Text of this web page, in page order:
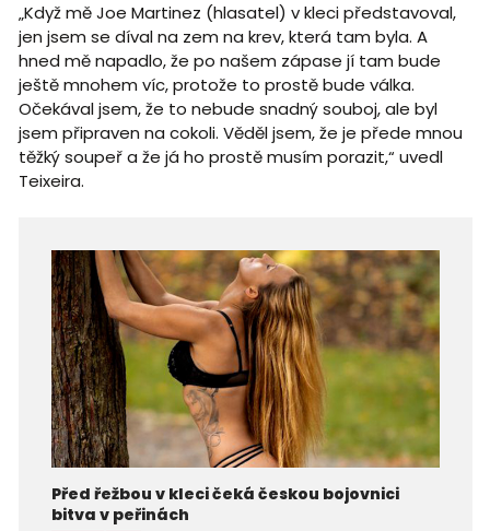
„Když mě Joe Martinez (hlasatel) v kleci představoval,
jen jsem se díval na zem na krev, která tam byla. A
hned mě napadlo, že po našem zápase jí tam bude
ještě mnohem víc, protože to prostě bude válka.
Očekával jsem, že to nebude snadný souboj, ale byl
jsem připraven na cokoli. Věděl jsem, že je přede mnou
těžký soupeř a že já ho prostě musím porazit,“ uvedl
Teixeira.
Před řežbou v kleci čeká českou bojovnici
bitva v peřinách